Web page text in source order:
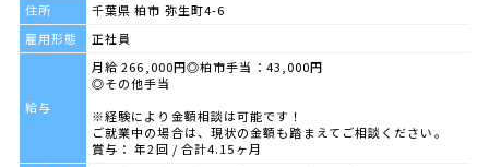
住所
千葉県 柏市 弥生町4-6
雇用形態
正社員
給与
月給 266,000円◎柏市手当：43,000円
◎その他手当
※経験により金額相談は可能です！
ご就業中の場合は、現状の金額も踏まえてご相談ください。
賞与： 年2回 / 合計4.15ヶ月